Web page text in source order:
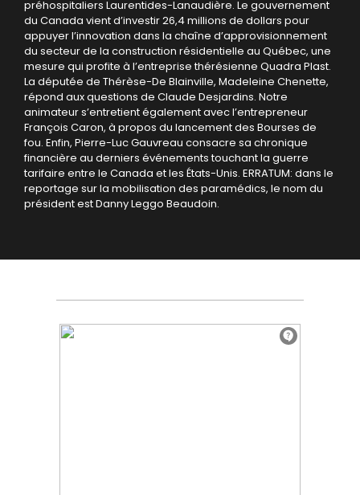
préhospitaliers Laurentides-Lanaudière. Le gouvernement
du Canada vient d’investir 26,4 millions de dollars pour
appuyer l’innovation dans la chaîne d’approvisionnement
du secteur de la construction résidentielle au Québec, une
mesure qui profite à l’entreprise thérésienne Quadra Plast.
La députée de Thérèse-De Blainville, Madeleine Chenette,
répond aux questions de Claude Desjardins. Notre
animateur s’entretient également avec l’entrepreneur
François Caron, à propos du lancement des Bourses de
fou. Enfin, Pierre-Luc Gauvreau consacre sa chronique
financière au derniers événements touchant la guerre
tarifaire entre le Canada et les États-Unis. ERRATUM: dans le
reportage sur la mobilisation des paramédics, le nom du
président est Danny Leggo Beaudoin.